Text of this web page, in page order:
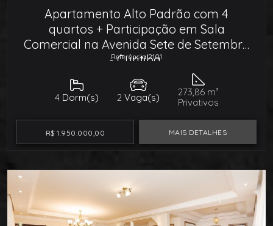
Apartamento Alto Padrão com 4
quartos + Participação em Sala
Comercial na Avenida Sete de Setembro
- Curitiba
Referência 2101
4 Dorm(s) 2 Vaga(s)
273,86 m²
Privativos
R$ 1.950.000,00 MAIS DETALHES